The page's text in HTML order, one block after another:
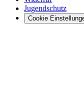
Jugendschutz
Cookie